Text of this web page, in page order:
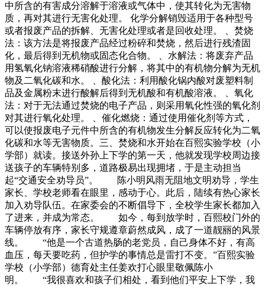
中所含的有害成分溶解于溶液或气体中，使其转化为无害物
质，再对其进行无害化处理。 化学分解销毁适用于各种型号
或者报废产品的拆解、无害化处理或者是回收处理。 、焚烧
法：该方法是将报废产品经过粉碎和焚烧，然后进行残渣固
化，最后得到无机物或固态化合物。 、水解法：将废弃产品
用氢氧化钠溶液稀硝酸进行分解，将其中的有机物分解为无机
物及二氧化碳和水。 、酸化法：利用酸化锅内酸对废塑料制
品及金属粉末进行酸解后得到无机酸和有机酸溶液。 、氧化
法：对于无法通过焚烧的电子产品，则采用氧化性强的氧化剂
对其进行氧化处理。 、催化燃烧：通过使用催化剂等方式，
可以使报废电子元件中所含的有机物发生分解反应转化为二氧
化碳和水等无害物质。三、焚烧和水开始在百熙实验学校（小
学部）就读。接送外孙上下学的第一天，他就发现学校周边接
送孩子的车辆特别多，道路极易出现拥堵，于是主动担当
起“交通安全劝导员”。 陈小明风雨无阻地文明劝导，学生
家长、学校老师看在眼里，感动于心。此后，陆续有热心家长
加入劝导队伍。在家委会的不断倡导下，全校学生家长都加入
了进来，并成为常态。 如今，每到放学时，百熙校门外的
车辆停放有序，家长守规遵章蔚然成风，成了一道靓丽的风景
线。 “他是一个古道热肠的老党员，自己身体不好，有高
血压，每天要吃药，但护学的事情总是雷打不变。”百熙实验
学校（小学部）德育处主任姜欢打心眼里敬佩陈小
明。 “我很喜欢和孩子们相处，看到他们平安上下学，我